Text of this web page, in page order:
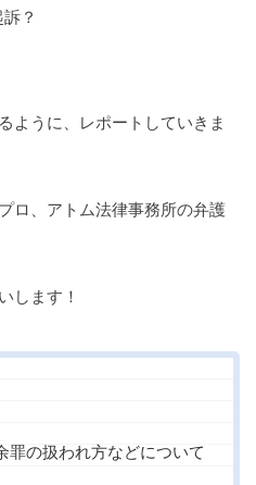
？
ように、レポートしていきま
ロ、アトム法律事務所の弁護
します！
罪の扱われ方などについて